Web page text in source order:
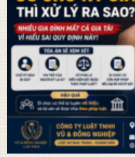
THỦ TỤC